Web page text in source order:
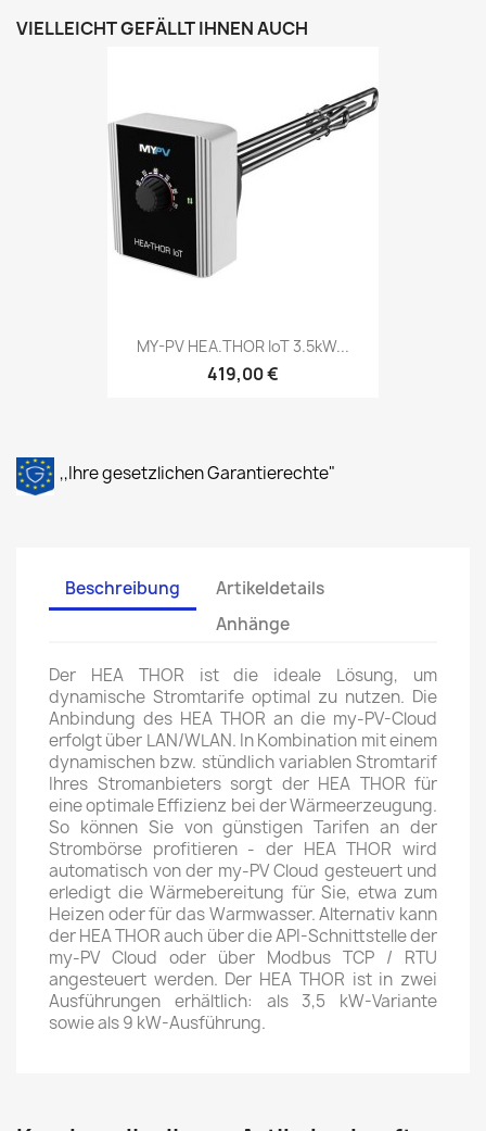
VIELLEICHT GEFÄLLT IHNEN AUCH
MY-PV HEA.THOR IoT 3.5kW...
419,00 €
,,Ihre gesetzlichen Garantierechte"
Beschreibung
Artikeldetails
Anhänge
Der HEA THOR ist die ideale Lösung, um
dynamische Stromtarife optimal zu nutzen. Die
Anbindung des HEA THOR an die my-PV-Cloud
erfolgt über LAN/WLAN. In Kombination mit einem
dynamischen bzw. stündlich variablen Stromtarif
Ihres Stromanbieters sorgt der HEA THOR für
eine optimale Effizienz bei der Wärmeerzeugung.
So können Sie von günstigen Tarifen an der
Strombörse profitieren - der HEA THOR wird
automatisch von der my-PV Cloud gesteuert und
erledigt die Wärmebereitung für Sie, etwa zum
Heizen oder für das Warmwasser. Alternativ kann
der HEA THOR auch über die API-Schnittstelle der
my-PV Cloud oder über Modbus TCP / RTU
angesteuert werden. Der HEA THOR ist in zwei
Ausführungen erhältlich: als 3,5 kW-Variante
sowie als 9 kW-Ausführung.